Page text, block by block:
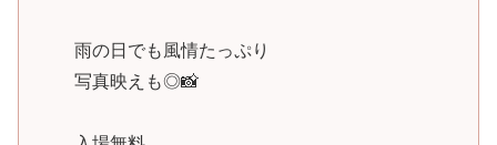
雨の日でも風情たっぷり
写真映えも◎📸